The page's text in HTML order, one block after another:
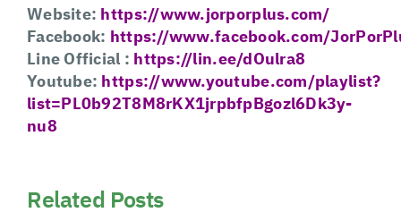
Website: https://www.jorporplus.com/
Facebook: https://www.facebook.com/
Line Official : https://lin.ee/dOulra8
Youtube: https://www.youtube.com/playlist?
list=PL0b92T8M8rKX1jrpbfpBgozl6Dk3y-
nu8
Related Posts